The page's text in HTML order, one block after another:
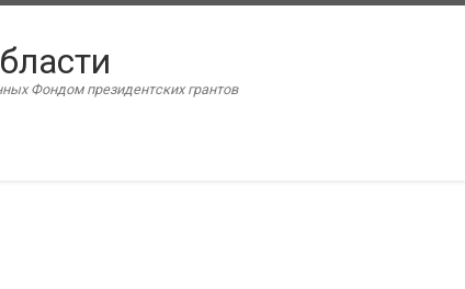
Фондом президентских грантов